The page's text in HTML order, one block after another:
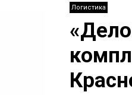
Логистика